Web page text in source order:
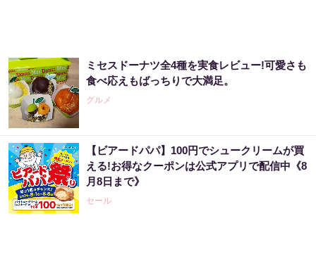
ミセスドーナツ全4種を実食レビュー!可愛さも
食べ応えもばっちりで大満足。
グルメ
【ビアードパパ】100円でシュークリームが買
える!お得なクーポンは公式アプリで配信中《8
月8日まで》
セール